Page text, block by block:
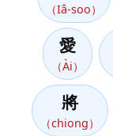
（Iâ-soo）
愛
（Ài）
將
（chiong）